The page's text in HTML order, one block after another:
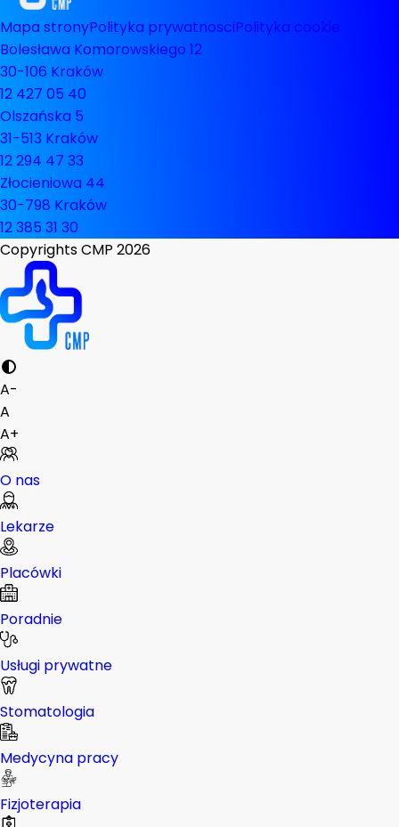
Mapa stronyPolityka prywatnosciPolityka cookie
Bolesława Komorowskiego 12
30-106 Kraków
12 427 05 40
Olszańska 5
31-513 Kraków
12 294 47 33
Złocieniowa 44
30-798 Kraków
12 385 31 30
Copyrights CMP 2026
A-
A
A+
O nas
Lekarze
Placówki
Poradnie
Usługi prywatne
Stomatologia
Medycyna pracy
Fizjoterapia